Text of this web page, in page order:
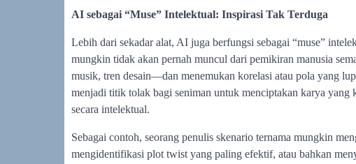
AI sebagai “Muse” Intelektual: Inspirasi Tak Terduga
Lebih dari sekadar alat, AI juga berfungsi sebagai “muse”
mungkin tidak akan pernah muncul dari pemikiran manusia
musik, tren desain—dan menemukan korelasi atau pola yang
menjadi titik tolak bagi seniman untuk menciptakan karya yang
secara intelektual.
Sebagai contoh, seorang penulis skenario ternama mungkin
mengidentifikasi plot twist yang paling efektif, atau bahkan